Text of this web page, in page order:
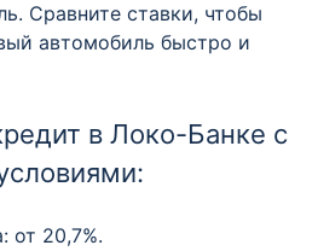
Сравните ставки, чтобы
автомобиль быстро и
в Локо-Банке с
от 20,7%.